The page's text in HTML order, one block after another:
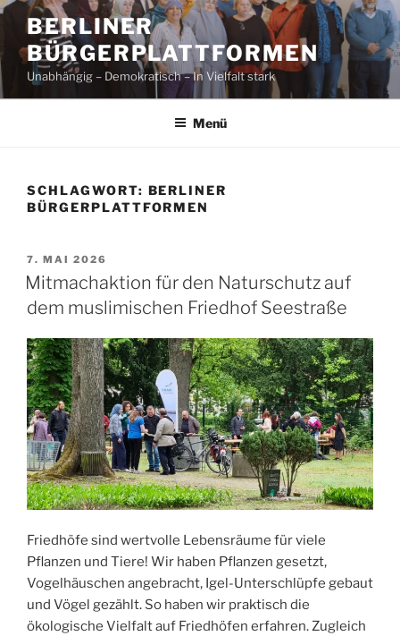
Zum
Inhalt
springen
BERLINER
BÜRGERPLATTFORMEN
Unabhängig – Demokratisch – In Vielfalt stark
Menü
SCHLAGWORT: BERLINER
BÜRGERPLATTFORMEN
VERÖFFENTLICHT
AM
7. MAI 2026
Mitmachaktion für den Naturschutz auf
dem muslimischen Friedhof Seestraße
Friedhöfe sind wertvolle Lebensräume für viele
Pflanzen und Tiere! Wir haben Pflanzen gesetzt,
Vogelhäuschen angebracht, Igel-Unterschlüpfe gebaut
und Vögel gezählt. So haben wir praktisch die
ökologische Vielfalt auf Friedhöfen erfahren. Zugleich